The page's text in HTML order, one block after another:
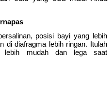
posisi bayi yang lebih
di diafragma lebih ringan. Itulah
lebih mudah dan lega saat